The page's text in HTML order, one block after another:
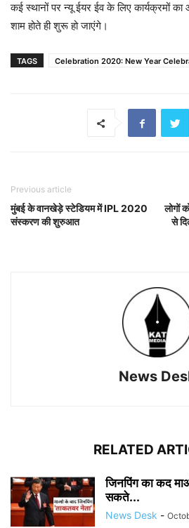
कई स्थानों पर न्यू ईयर ईव के लिए कार्यक्रमों
शाम होते ही शुरू हो जाएंगे।
TAGS Celebration 2020: New Year
Previous article
मुंबई के वानखेड़े स्टेडियम में IPL 2020
संस्करण की शुरुआत
लोगों
से
News
RELATED
जिनपिंग का कद
सकते...
News Desk -